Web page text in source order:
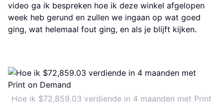
video ga ik bespreken hoe ik deze winkel afgelopen
week heb gerund en zullen we ingaan op wat goed
ging, wat helemaal fout ging, en als je blijft kijken.
Hoe ik $72,859.03 verdiende in 4 maanden met Print